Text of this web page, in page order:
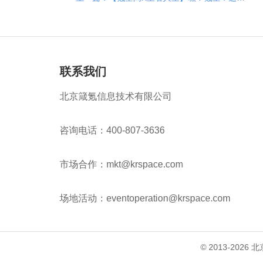
联系我们
北京箴氪信息技术有限公司
咨询电话：400-807-3636
市场合作：mkt@krspace.com
场地活动：eventoperation@krspace.com
© 2013-2026 北